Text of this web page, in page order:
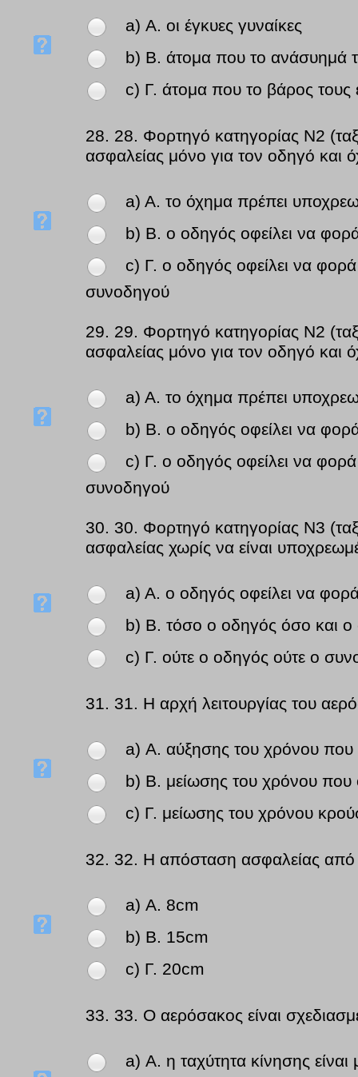
a) Α. οι έγκυες γυναίκες
b) Β. άτομα που το ανάσυημά
c) Γ. άτομα που το βάρος τους
28. 28. Φορτηγό κατηγορίας Ν2
ασφαλείας μόνο για τον οδηγό και
a) Α. το όχημα πρέπει
b) Β. ο οδηγός οφείλει να
c) Γ. ο οδηγός οφείλει να
συνοδηγού
29. 29. Φορτηγό κατηγορίας Ν2
ασφαλείας μόνο για τον οδηγό και
a) Α. το όχημα πρέπει
b) Β. ο οδηγός οφείλει να
c) Γ. ο οδηγός οφείλει να
συνοδηγού
30. 30. Φορτηγό κατηγορίας Ν3
ασφαλείας χωρίς να είναι
a) Α. ο οδηγός οφείλει να
b) Β. τόσο ο οδηγός όσο και
c) Γ. ούτε ο οδηγός ούτε ο
31. 31. Η αρχή λειτουργίας του
a) Α. αύξησης του χρόνου
b) Β. μείωσης του χρόνου που
c) Γ. μείωσης του χρόνου
32. 32. Η απόσταση ασφαλείας από
a) Α. 8cm
b) Β. 15cm
c) Γ. 20cm
33. 33. Ο αερόσακος είναι
a) Α. η ταχύτητα κίνησης